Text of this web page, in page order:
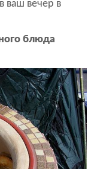
ваш вечер в
блюда